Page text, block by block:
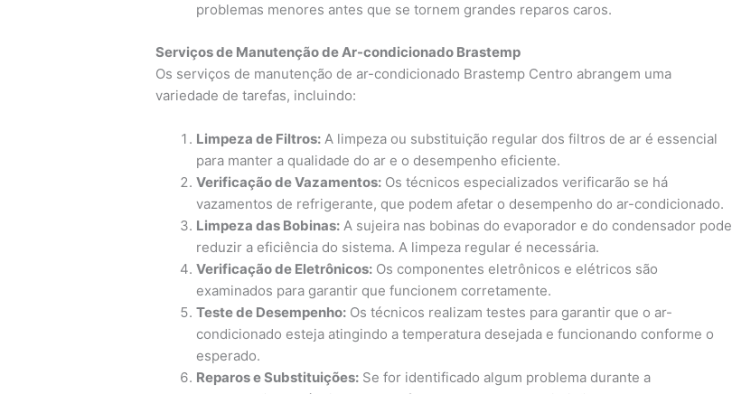
problemas menores antes que se tornem grandes reparos caros.
Serviços de Manutenção de Ar-condicionado Brastemp
Os serviços de manutenção de ar-condicionado Brastemp Centro abrangem uma
variedade de tarefas, incluindo:
Limpeza de Filtros: A limpeza ou substituição regular dos filtros de ar é essencial
para manter a qualidade do ar e o desempenho eficiente.
Verificação de Vazamentos: Os técnicos especializados verificarão se há
vazamentos de refrigerante, que podem afetar o desempenho do ar-condicionado.
Limpeza das Bobinas: A sujeira nas bobinas do evaporador e do condensador pode
reduzir a eficiência do sistema. A limpeza regular é necessária.
Verificação de Eletrônicos: Os componentes eletrônicos e elétricos são
examinados para garantir que funcionem corretamente.
Teste de Desempenho: Os técnicos realizam testes para garantir que o ar-
condicionado esteja atingindo a temperatura desejada e funcionando conforme o
esperado.
Reparos e Substituições: Se for identificado algum problema durante a